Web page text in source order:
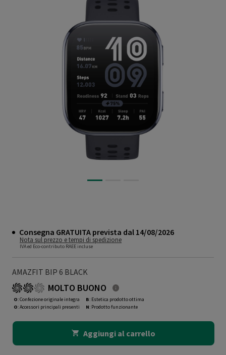
Consegna GRATUITA prevista dal 14/08/2026
Nota sul prezzo e tempi di spedizione
IVA ed Eco-contributo RAEE incluse
AMAZFIT BIP 6 BLACK
MOLTO BUONO
O: Confezione originale integra
O: Accessori principali presenti
B: Estetica prodotto ottima
N: Prodotto funzionante
Aggiungi al carrello